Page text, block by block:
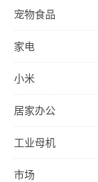
宠物食品
家电
小米
居家办公
工业母机
市场